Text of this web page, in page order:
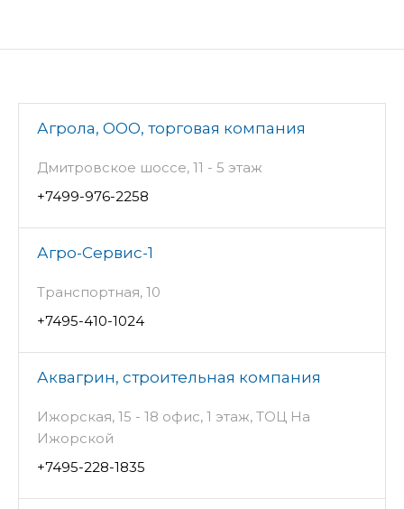
Агрола, ООО, торговая компания
Дмитровское шоссе, 11 - 5 этаж
+7499-976-2258
Агро-Сервис-1
Транспортная, 10
+7495-410-1024
Аквагрин, строительная компания
Ижорская, 15 - 18 офис, 1 этаж, ТОЦ На
Ижорской
+7495-228-1835